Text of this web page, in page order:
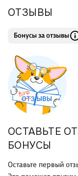
ОТЗЫВЫ
Бонусы за отзывы
ОСТАВЬТЕ
БОНУСЫ
Оставьте первый